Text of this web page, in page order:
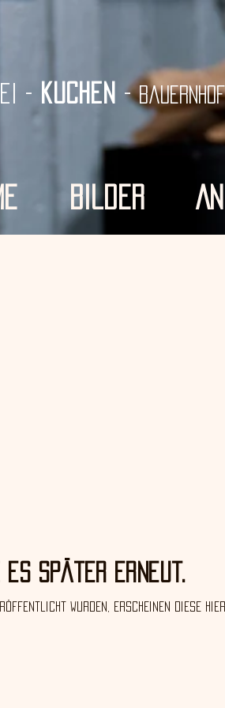
- kuchen -
Bilder
es später erneut.
wurden, erscheinen diese